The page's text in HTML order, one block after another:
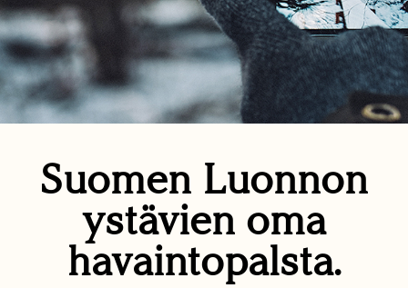
Suomen Luonnon
ystävien oma
havaintopalsta.